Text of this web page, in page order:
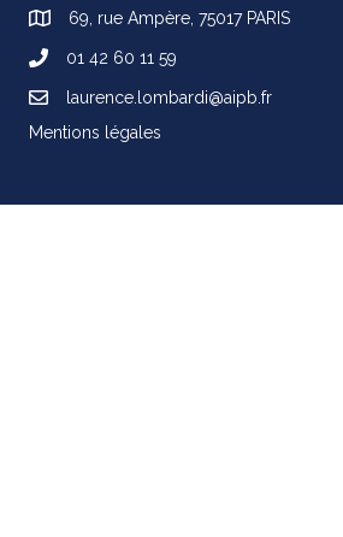
69, rue Ampère, 75017 PARIS
01 42 60 11 59
laurence.lombardi@aipb.fr
Mentions légales